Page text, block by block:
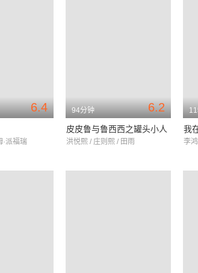
6.4
·派福瑞
6.2
94分钟
皮皮鲁与鲁西西之罐头小人
洪悦熙 / 庄则熙 / 田雨
我
李